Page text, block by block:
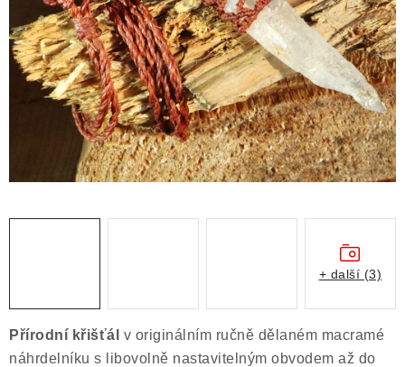
ČLÁNKY
NALEZIŠTĚ
NÁŠ PŘÍBĚH
VIDEOGALERIE
Výkup minerálů a drahých kamenů
Přírodní křišťál v originálním ručně dělaném macramé
náhrdelníku s libovolně nastavitelným obvodem až do
+ další (3)